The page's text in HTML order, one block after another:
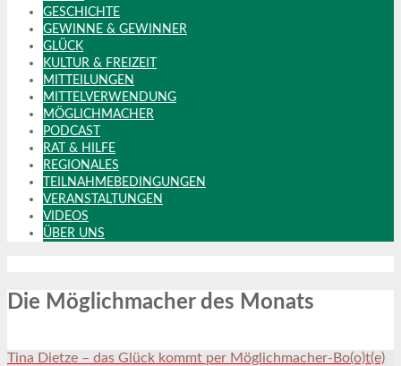
GESCHICHTE
GEWINNE & GEWINNER
GLÜCK
KULTUR & FREIZEIT
MITTEILUNGEN
MITTELVERWENDUNG
MÖGLICHMACHER
PODCAST
RAT & HILFE
REGIONALES
TEILNAHMEBEDINGUNGEN
VERANSTALTUNGEN
VIDEOS
ÜBER UNS
Die Möglichmacher des Monats
Tina Dietze – das Glück kommt per Möglichmacher-Bo(o)t(e)